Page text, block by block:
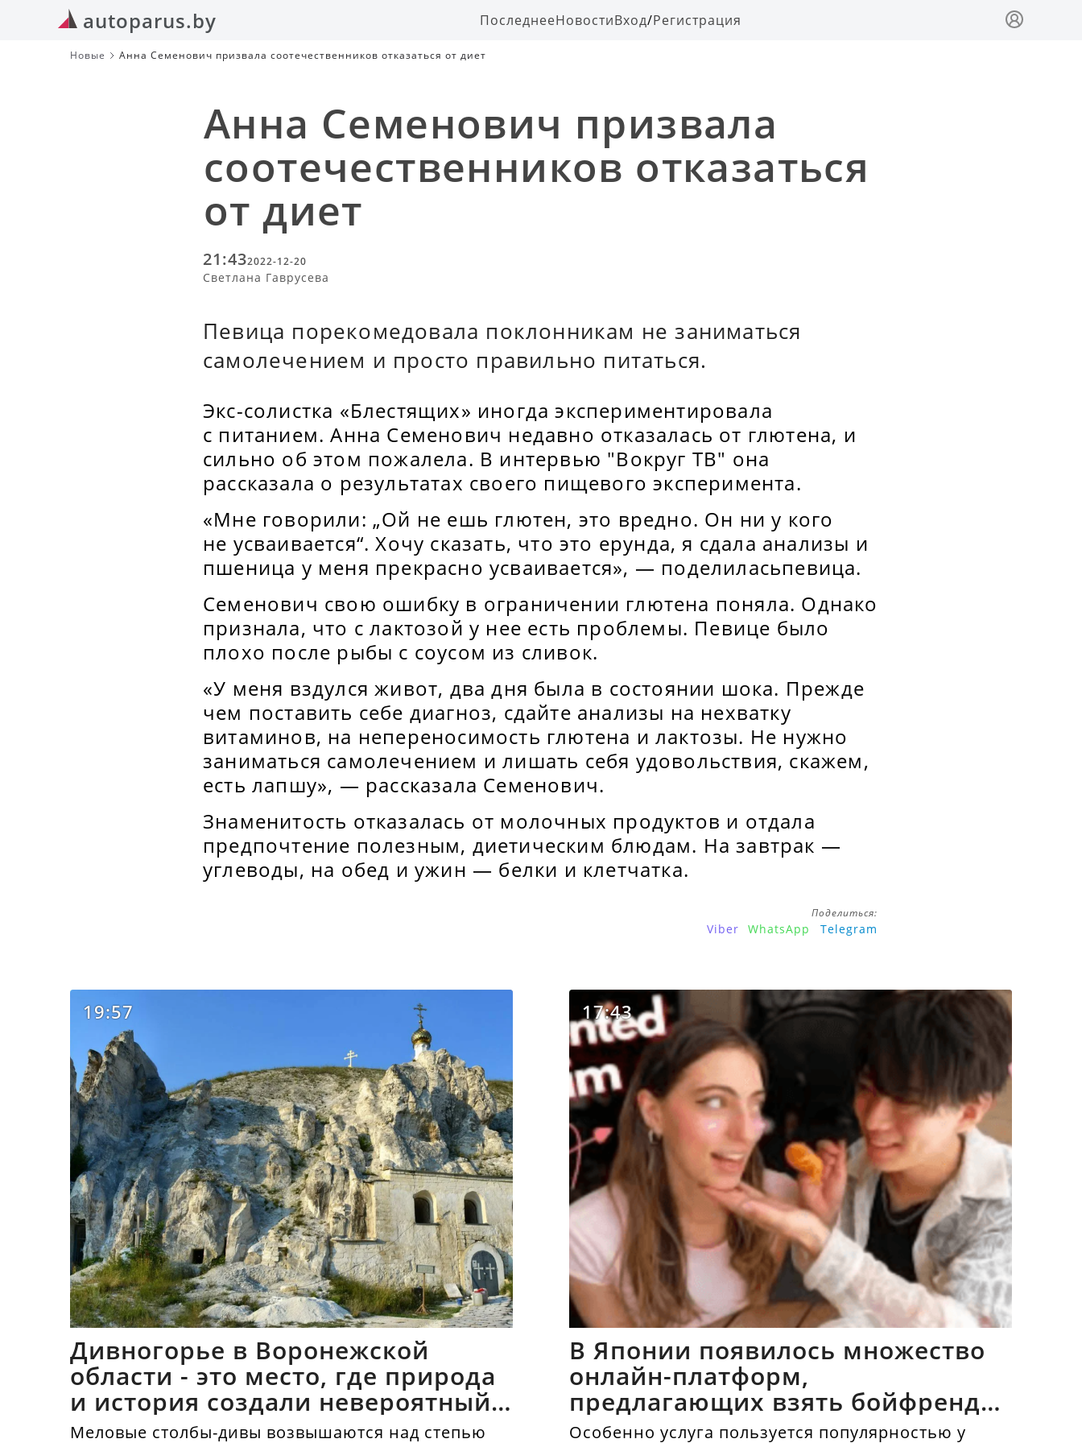
autoparus.by ПоследнееНовостиВход/Регистрация
Новые Анна Семенович призвала соотечественников отказаться от диет
Анна Семенович призвала
соотечественников отказаться
от диет
21:432022-12-20
Светлана Гаврусева
Певица порекомедовала поклонникам не заниматься
самолечением и просто правильно питаться.
Экс-солистка «Блестящих» иногда экспериментировала
с питанием. Анна Семенович недавно отказалась от глютена, и
сильно об этом пожалела. В интервью "Вокруг ТВ" она
рассказала о результатах своего пищевого эксперимента.
«Мне говорили: „Ой не ешь глютен, это вредно. Он ни у кого
не усваивается“. Хочу сказать, что это ерунда, я сдала анализы и
пшеница у меня прекрасно усваивается», — поделиласьпевица.
Семенович свою ошибку в ограничении глютена поняла. Однако
признала, что с лактозой у нее есть проблемы. Певице было
плохо после рыбы с соусом из сливок.
«У меня вздулся живот, два дня была в состоянии шока. Прежде
чем поставить себе диагноз, сдайте анализы на нехватку
витаминов, на непереносимость глютена и лактозы. Не нужно
заниматься самолечением и лишать себя удовольствия, скажем,
есть лапшу», — рассказала Семенович.
Знаменитость отказалась от молочных продуктов и отдала
предпочтение полезным, диетическим блюдам. На завтрак —
углеводы, на обед и ужин — белки и клетчатка.
Поделиться:
Viber WhatsApp Telegram
19:57
Дивногорье в Воронежской
области - это место, где природа
и история создали невероятный
синтез
Меловые столбы-дивы возвышаются над степью
17:43
В Японии появилось множество
онлайн-платформ,
предлагающих взять бойфрендов
напрокат
Особенно услуга пользуется популярностью у